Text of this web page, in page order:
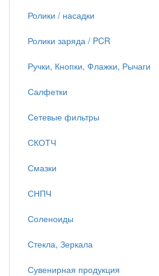
Ролики / насадки
Ролики заряда / PCR
Ручки, Кнопки, Флажки, Рычаги
Салфетки
Сетевые фильтры
СКОТЧ
Смазки
СНПЧ
Соленоиды
Стекла, Зеркала
Сувенирная продукция